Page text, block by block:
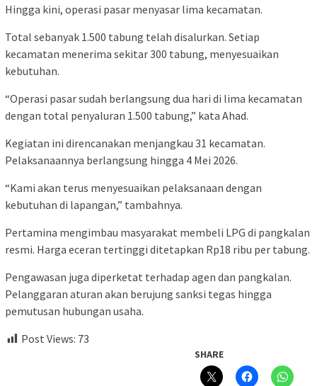
Hingga kini, operasi pasar menyasar lima kecamatan.
Total sebanyak 1.500 tabung telah disalurkan. Setiap
kecamatan menerima sekitar 300 tabung, menyesuaikan
kebutuhan.
“Operasi pasar sudah berlangsung dua hari di lima kecamatan
dengan total penyaluran 1.500 tabung,” kata Ahad.
Kegiatan ini direncanakan menjangkau 31 kecamatan.
Pelaksanaannya berlangsung hingga 4 Mei 2026.
“Kami akan terus menyesuaikan pelaksanaan dengan
kebutuhan di lapangan,” tambahnya.
Pertamina mengimbau masyarakat membeli LPG di pangkalan
resmi. Harga eceran tertinggi ditetapkan Rp18 ribu per tabung.
Pengawasan juga diperketat terhadap agen dan pangkalan.
Pelanggaran aturan akan berujung sanksi tegas hingga
pemutusan hubungan usaha.
Post Views: 73
SHARE